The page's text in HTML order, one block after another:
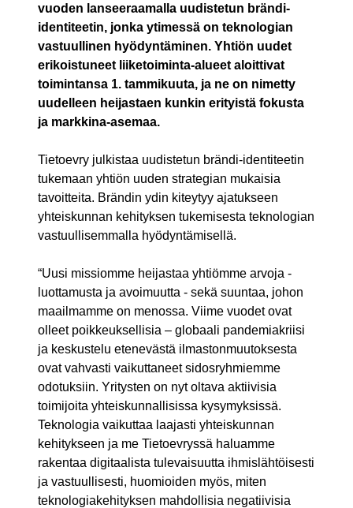
vuoden lanseeraamalla uudistetun brändi-
identiteetin, jonka ytimessä on teknologian
vastuullinen hyödyntäminen. Yhtiön uudet
erikoistuneet liiketoiminta-alueet aloittivat
toimintansa 1. tammikuuta, ja ne on nimetty
uudelleen heijastaen kunkin erityistä fokusta
ja markkina-asemaa.
Tietoevry julkistaa uudistetun brändi-identiteetin
tukemaan yhtiön uuden strategian mukaisia
tavoitteita. Brändin ydin kiteytyy ajatukseen
yhteiskunnan kehityksen tukemisesta teknologian
vastuullisemmalla hyödyntämisellä.
“Uusi missiomme heijastaa yhtiömme arvoja -
luottamusta ja avoimuutta - sekä suuntaa, johon
maailmamme on menossa. Viime vuodet ovat
olleet poikkeuksellisia – globaali pandemiakriisi
ja keskustelu etenevästä ilmastonmuutoksesta
ovat vahvasti vaikuttaneet sidosryhmiemme
odotuksiin. Yritysten on nyt oltava aktiivisia
toimijoita yhteiskunnallisissa kysymyksissä.
Teknologia vaikuttaa laajasti yhteiskunnan
kehitykseen ja me Tietoevryssä haluamme
rakentaa digitaalista tulevaisuutta ihmislähtöisesti
ja vastuullisesti, huomioiden myös, miten
teknologiakehityksen mahdollisia negatiivisia